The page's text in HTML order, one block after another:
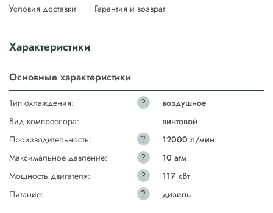
Условия доставки Гарантия и возврат
Характеристики
Основные характеристики
Тип охлаждения: ?
воздушное
Вид компрессора:
винтовой
Производительность:
?
12000 л/мин
Максимальное давление:
?
10 атм
Мощность двигателя:
?
117 кВт
Питание:
? дизель